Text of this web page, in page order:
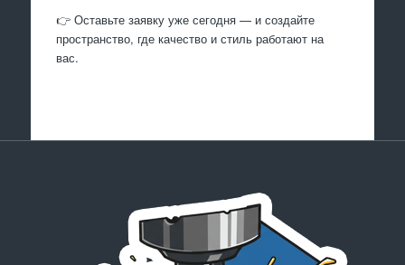
👉 Оставьте заявку уже сегодня — и создайте
пространство, где качество и стиль работают на
вас.